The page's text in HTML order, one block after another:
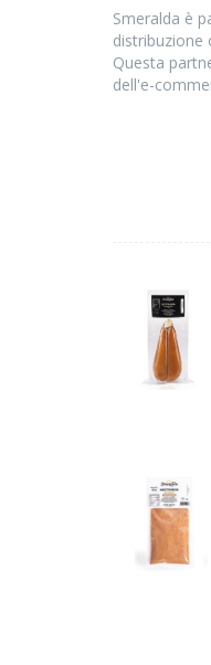
Smeralda è
distribuzione
Questa
dell'e-